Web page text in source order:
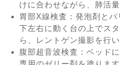
けに合わせながら、肺活
胃部X線検査：発泡剤と
下左右に動く台の上でス
ら、レントゲン撮影を行い
腹部超音波検査：ベッド